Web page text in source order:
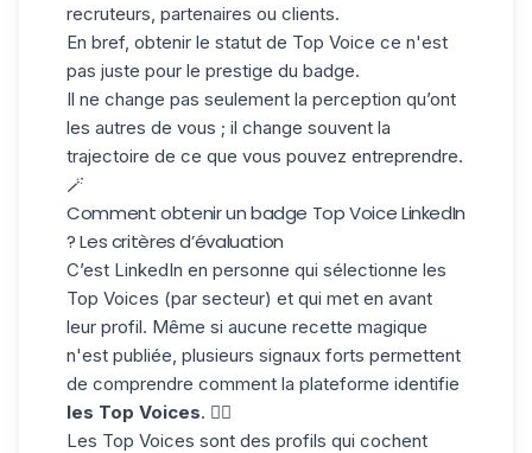
recruteurs, partenaires ou clients.
En bref, obtenir le statut de Top Voice ce n'est
pas juste pour le prestige du badge.
Il ne change pas seulement la perception qu’ont
les autres de vous ; il change souvent la
trajectoire de ce que vous pouvez entreprendre.
🪄
Comment obtenir un badge Top Voice LinkedIn
? Les critères d’évaluation
C’est LinkedIn en personne qui sélectionne les
Top Voices (par secteur) et qui met en avant
leur profil. Même si aucune recette magique
n'est publiée, plusieurs signaux forts permettent
de comprendre comment la plateforme identifie
les Top Voices. 👇🏼
Les Top Voices sont des profils qui cochent